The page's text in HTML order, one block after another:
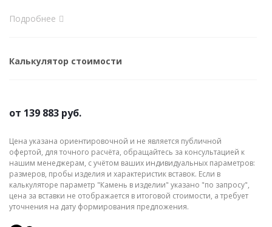
Подробнее
Калькулятор стоимости
от 139 883 руб.
Цена указана ориентировочной и не является публичной
офертой, для точного расчёта, обращайтесь за консультацией к
нашим менеджерам, с учётом ваших индивидуальных параметров:
размеров, пробы изделия и характеристик вставок. Если в
калькуляторе параметр "Камень в изделии" указано "по запросу",
цена за вставки не отображается в итоговой стоимости, а требует
уточнения на дату формирования предложения.